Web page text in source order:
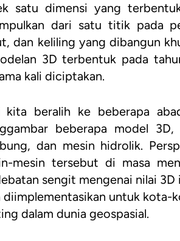
satu dimensi yang
dari satu titik pada
dan keliling yang dibangun
3D terbentuk pada
kali diciptakan.
kita beralih ke beberapa
beberapa model
dan mesin hidrolik.
mesin tersebut di masa
sengit mengenai nilai
diimplementasikan untuk kota-
dalam dunia geospasial.